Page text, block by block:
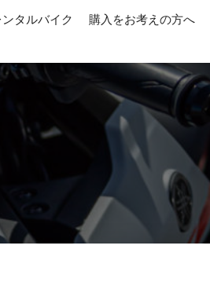
ンタルバイク 購入をお考えの方へ